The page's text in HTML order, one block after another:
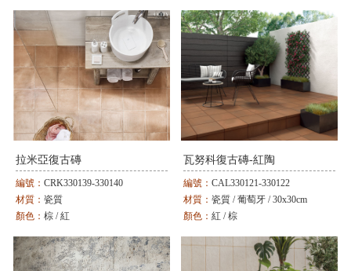
拉米亞復古磚
編號： CRK330139-330140
材質： 瓷質
顏色： 棕 / 紅
瓦努科復古磚-紅陶
編號： CAL330121-330122
材質： 瓷質 / 葡萄牙 / 30x30cm
顏色： 紅 / 棕